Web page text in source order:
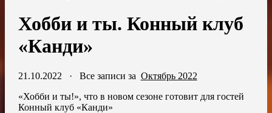
Хобби и ты. Конный клуб
«Канди»
21.10.2022 · Все записи за Октябрь 2022
«Хобби и ты!», что в новом сезоне готовит для гостей
Конный клуб «Канди»